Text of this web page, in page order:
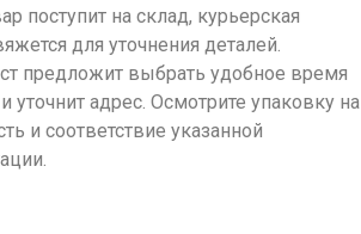
поступит на склад, курьерская
для уточнения деталей.
предложит выбрать удобное время
уточнит адрес. Осмотрите упаковку на
и соответствие указанной